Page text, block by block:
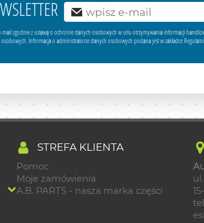
zgodnie z ustawą o ochronie danych osobowych w celu otrzymywania informacji
osobowych. Informacja o administratorze danych osobowych podana jest w zakładce
STREFA KLIENTA
Pomoc
Moje zamówienia
A.B. PARTS - nasza marka części